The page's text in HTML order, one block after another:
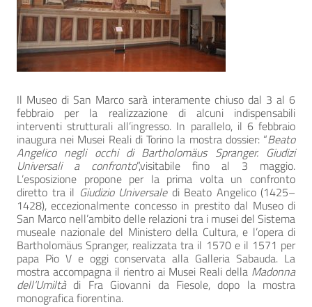
Il Museo di San Marco sarà interamente chiuso dal 3 al 6
febbraio per la realizzazione di alcuni indispensabili
interventi strutturali all’ingresso. In parallelo, il 6 febbraio
inaugura nei Musei Reali di Torino la mostra dossier: “Beato
Angelico negli occhi di Bartholomäus Spranger. Giudizi
Universali a confronto”,visitabile fino al 3 maggio.
L’esposizione propone per la prima volta un confronto
diretto tra il Giudizio Universaledi Beato Angelico (1425–
1428), eccezionalmente concesso in prestito dal Museo di
San Marco nell’ambito delle relazioni tra i musei del Sistema
museale nazionale del Ministero della Cultura, e l’opera di
Bartholomäus Spranger, realizzata tra il 1570 e il 1571 per
papa Pio V e oggi conservata alla Galleria Sabauda. La
mostra accompagna il rientro ai Musei Reali della Madonna
dell’Umiltàdi Fra Giovanni da Fiesole, dopo la mostra
monografica fiorentina.